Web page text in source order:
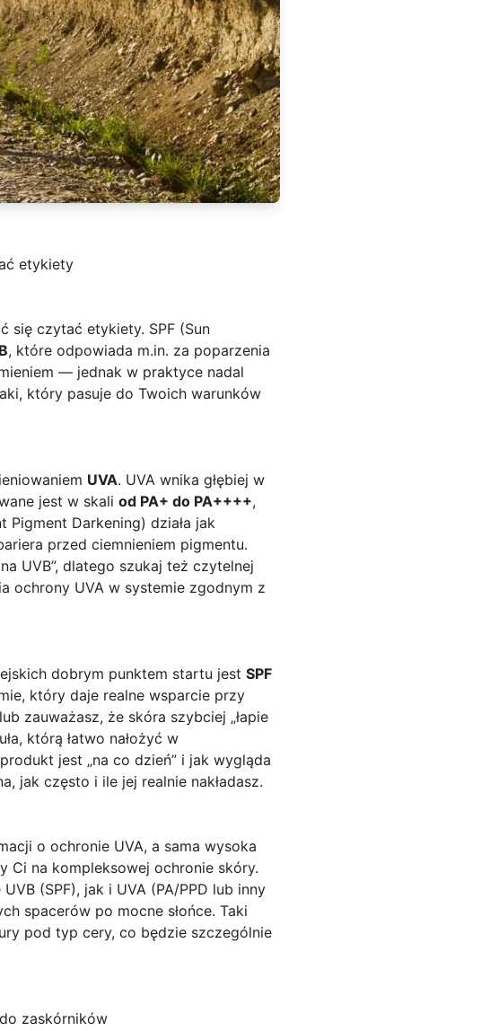
etykiety
się czytać etykiety. SPF (Sun
, które odpowiada m.in. za poparzenia
— jednak w praktyce nadal
który pasuje do Twoich warunków
UVA. UVA wnika głębiej w
jest w skali od PA+ do PA++++,
Pigment Darkening) działa jak
przed ciemnieniem pigmentu.
UVB”, dlatego szukaj też czytelnej
ochrony UVA w systemie zgodnym z
dobrym punktem startu jest SPF
który daje realne wsparcie przy
zauważasz, że skóra szybciej „łapie
którą łatwo nałożyć w
jest „na co dzień” i jak wygląda
jak często i ile jej realnie nakładasz.
o ochronie UVA, a sama wysoka
Ci na kompleksowej ochronie skóry.
(SPF), jak i UVA (PA/PPD lub inny
spacerów po mocne słońce. Taki
pod typ cery, co będzie szczególnie
zaskórników